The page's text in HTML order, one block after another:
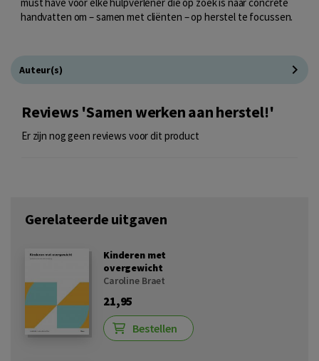
handvatten om – samen met cliënten – op herstel te focussen.
Auteur(s)
Reviews 'Samen werken aan herstel!'
Er zijn nog geen reviews voor dit product
Gerelateerde uitgaven
Kinderen met
overgewicht
Caroline Braet
21,95
Bestellen